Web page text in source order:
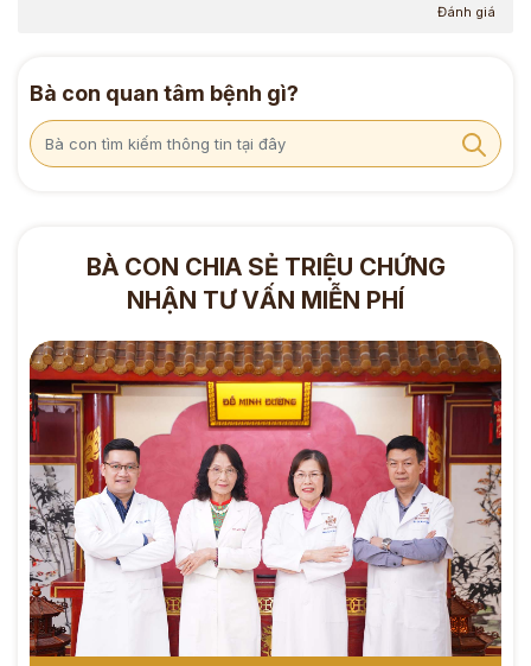
Đánh giá
Bà con quan tâm bệnh gì?
BÀ CON CHIA SẺ TRIỆU CHỨNG
NHẬN TƯ VẤN MIỄN PHÍ